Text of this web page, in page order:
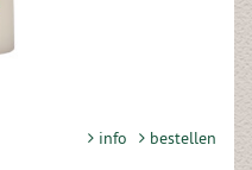
info bestellen